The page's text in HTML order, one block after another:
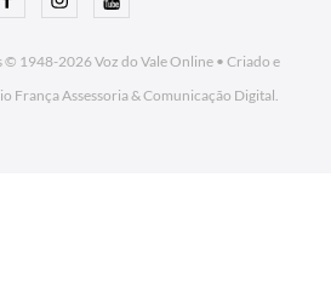
© 1948-2026Voz do Vale Online• Criado e
França Assessoria& Comunicação Digital.